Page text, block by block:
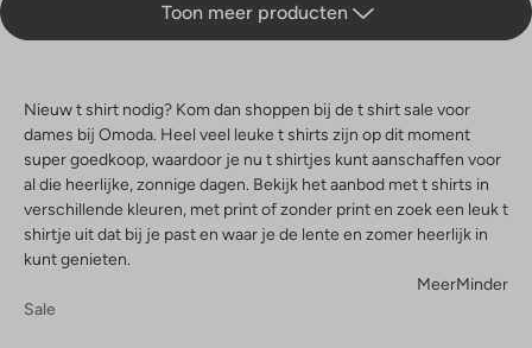
Toon meer producten
Nieuw t shirt nodig? Kom dan shoppen bij de t shirt sale voor
dames bij Omoda. Heel veel leuke t shirts zijn op dit moment
super goedkoop, waardoor je nu t shirtjes kunt aanschaffen voor
al die heerlijke, zonnige dagen. Bekijk het aanbod met t shirts in
verschillende kleuren, met print of zonder print en zoek een leuk t
shirtje uit dat bij je past en waar je de lente en zomer heerlijk in
kunt genieten.
MeerMinder
Sale